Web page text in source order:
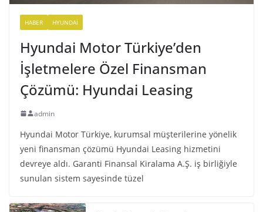
HABER HYUNDAI
Hyundai Motor Türkiye’den
İşletmelere Özel Finansman
Çözümü: Hyundai Leasing
admin
Hyundai Motor Türkiye, kurumsal müşterilerine yönelik
yeni finansman çözümü Hyundai Leasing hizmetini
devreye aldı. Garanti Finansal Kiralama A.Ş. iş birliğiyle
sunulan sistem sayesinde tüzel